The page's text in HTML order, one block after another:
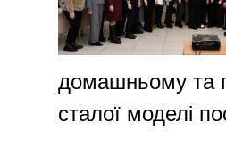
домашньому та
сталої моделі